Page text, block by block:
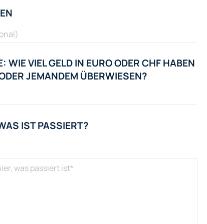
WIE VIEL GELD IN EURO ODER CHF HABEN
JEMANDEM ÜBERWIESEN?
IST PASSIERT?